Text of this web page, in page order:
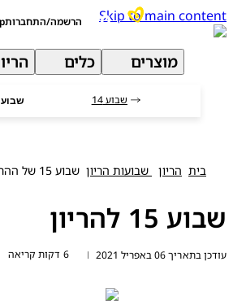
Skip to main הרשמה/התחברותApp
מוצרים כלים הריון
שבוע 14 שבוע 15
הריון שבועות הריון שבוע 15 של ההריון
להריון
06 באפריל 2021 |